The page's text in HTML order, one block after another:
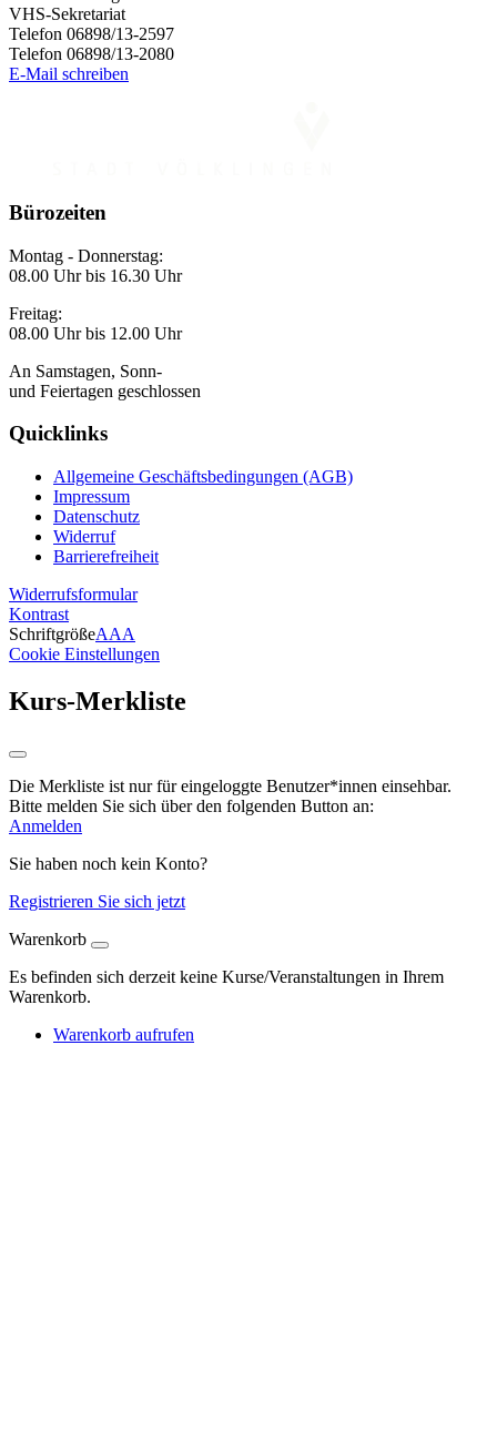
VHS-Sekretariat
Telefon 06898/13-2597
Telefon 06898/13-2080
E-Mail schreiben
Bürozeiten
Montag - Donnerstag:
08.00 Uhr bis 16.30 Uhr
Freitag:
08.00 Uhr bis 12.00 Uhr
An Samstagen, Sonn-
und Feiertagen geschlossen
Quicklinks
Allgemeine Geschäftsbedingungen (AGB)
Impressum
Datenschutz
Widerruf
Barrierefreiheit
Widerrufsformular
Kontrast
SchriftgrößeAAA
Cookie Einstellungen
Kurs-Merkliste
Die Merkliste ist nur für eingeloggte Benutzer*innen einsehbar.
Bitte melden Sie sich über den folgenden Button an:
Anmelden
Sie haben noch kein Konto?
Registrieren Sie sich jetzt
Warenkorb
Es befinden sich derzeit keine Kurse/Veranstaltungen in Ihrem
Warenkorb.
Warenkorb aufrufen